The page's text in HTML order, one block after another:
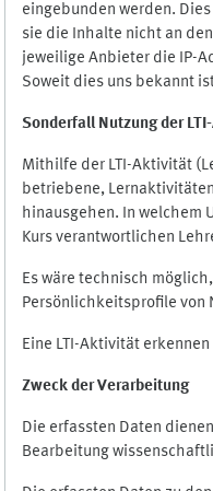
eingebunden werden.
sie die Inhalte nicht an
jeweilige Anbieter die IP-
Soweit dies uns bekannt
Sonderfall Nutzung der LTI-
Mithilfe der LTI-Aktivität
betriebene,
hinausgehen. In welchem
Kurs verantwortlichen
Es wäre technisch
Persönlichkeitsprofile von
Eine LTI-Aktivität
Zweck der Verarbeitung
Die erfassten Daten
Bearbeitung